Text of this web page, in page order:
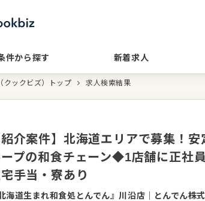
件から探す 新着求人
クックビズ）トップ 求人検索結果
紹介案件】北海道エリアで募集！
プの和食チェーン◆1店舗に正社
手当・寮あり
北海道生まれ和食処とんでん』川沿店
とんでん株